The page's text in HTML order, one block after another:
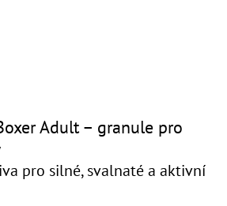
Adult – granule pro
pro silné, svalnaté a aktivní